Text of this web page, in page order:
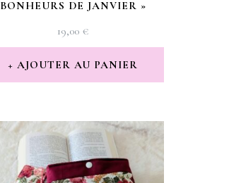
BONHEURS DE JANVIER »
19,00 €
AJOUTER AU PANIER